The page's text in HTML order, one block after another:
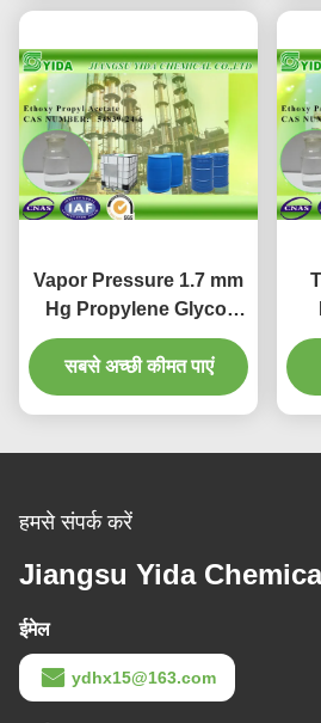
Vapor Pressure 1.7 mm
Hg Propylene Glycol
Monoethyl Ether
Acetate with 1000L IBC
drums
सबसे अच्छी कीमत पाएं
हमसे संपर्क करें
Jiangsu Yida
ईमेल
ydhx15@163.com